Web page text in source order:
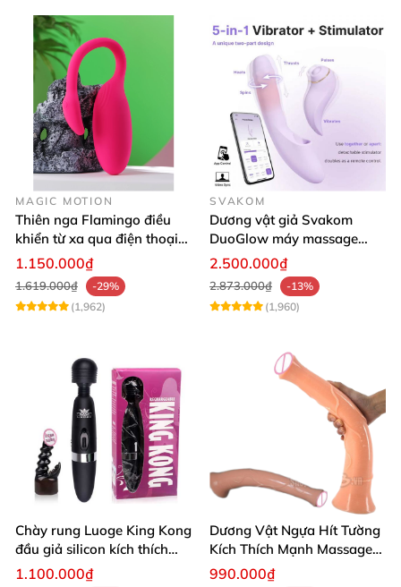
MAGIC MOTION
Thiên nga Flamingo điều
khiển từ xa qua điện thoại
cao cấp
1.150.000₫
1.619.000₫
-29%
(1,962)
SVAKOM
Dương vật giả Svakom
DuoGlow máy massage
điểm G và âm vật cao cấp 5
in 1 điều khiển app thông
minh
2.500.000₫
2.873.000₫
-13%
(1,960)
Chày rung Luoge King Kong
đầu giả silicon kích thích
sâu giải tỏa sinh lý
1.100.000₫
Dương Vật Ngựa Hít Tường
Kích Thích Mạnh Massage
Hậu Môn Đồ Chơi Gay
990.000₫